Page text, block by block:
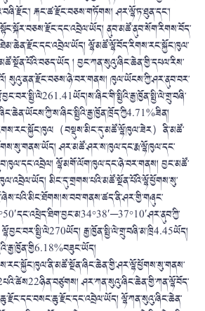
རྐང་ཚ་རྫོང་བཅས་གཏོགས། ཤར་ལྷོ་ཏ་ཐུན་དང་།
ནུབ་མཚོ་ནུབ་སོག་རིགས་བོད་
ལྷོ་མཚོ་ལྷོ་བོད་རིགས་རང་སྐྱོང་ཁུལ་
། བྱང་ཀན་སུའུ་ཞིང་ཆེན་གྱི་དཔལ་རིས་
སུའུ་ནན་རྫོང་བཅས་ཉེ་བར་གནས། ཁུལ་ཡོངས་ཀྱི་ཤར་ནུབ་བར་
（བསྡུས་མིང་དུ་མཚོ་ལྷོ་ཁུལ་ཟེར）ནི་མཚོ་
ཤར་མཚོ་ཤར་ས་ཁུལ་དང་རྨ་ལྷོ་ཁུལ་དང་
ལྷོ་མགོ་ལོག་ཁུལ་དང་ཉེ་བར་གནས། བྱང་མཚོ་
མིང་དུ་གྲགས་པའི་མཚོ་སྔོན་པོའི་ལྷོ་ཕྱོགས་སུ་
རྒྱ་ཁྱོན་སྤྱི་ལེ་གྲུ་བཞི་མ་ཁྲི4.45ཡོད།
ཤར་ཀན་སུའུ་ཞིང་ཆེན་གྱི་ཀན་ལྷོ་བོད་
ལྷོ་ཀན་སུའུ་ཞིང་ཆེན་